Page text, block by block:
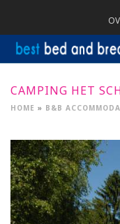
CAMPING HET
HOME » B&B